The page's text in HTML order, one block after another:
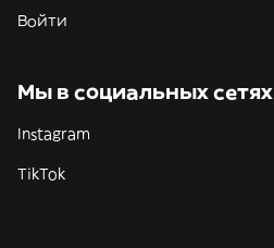
Войти
Мы в социальных сетях
Instagram
TikTok